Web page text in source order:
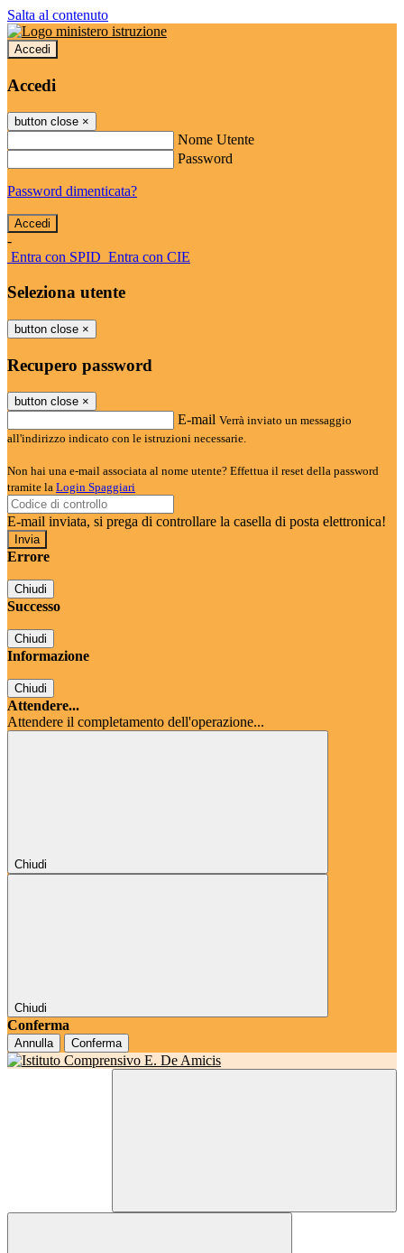
Salta al contenuto
Accedi
Accedi
button close ×
Nome Utente
Password
Password dimenticata?
-
Entra con SPID Entra con CIE
Seleziona utente
button close ×
Recupero password
button close ×
E-mail Verrà inviato un messaggio
all'indirizzo indicato con le istruzioni necessarie.
Non hai una e-mail associata al nome utente? Effettua il reset della password
tramite la Login Spaggiari
E-mail inviata, si prega di controllare la casella di posta elettronica!
Errore
Chiudi
Successo
Chiudi
Informazione
Chiudi
Attendere...
Attendere il completamento dell'operazione...
Chiudi
Chiudi
Conferma
Annulla Conferma